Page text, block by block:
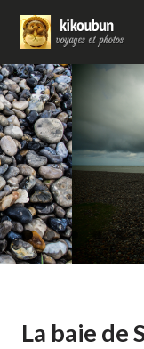
La baie de